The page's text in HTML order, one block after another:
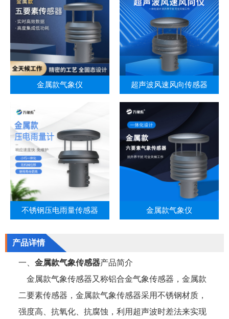
金属款气象仪 超声波风速风向传感器
不锈钢压电雨量传感器 金属款气象仪
产品详情
一、 金属款气象传感器产品简介
金属款气象传感器又称铝合金气象传感器，金属款
二要素传感器，金属款气象传感器采用不锈钢材质，
强度高、抗氧化、抗腐蚀，利用超声波时差法来实现